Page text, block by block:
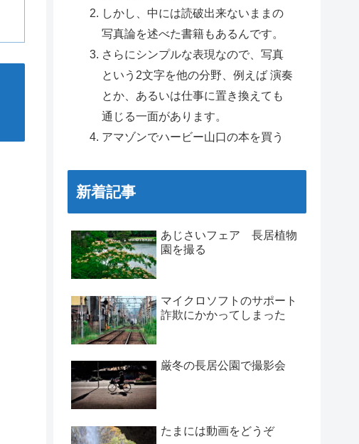
しかし、中には読破出来ないままの
写真論を述べた書籍もあるんです。
さらにシンプルな表現なので、写真
という2文字を他の分野、例えば 演奏
とか、あるいは仕事に置き換えても
通じる一面があります。
アマゾンでハービー山口の本を買う
新着記事
あじさいフェア 長居植物
園を撮る
マイクロソフトのサポート
詐欺にかかってしまった
厳冬の長居公園で撮影会
たまには動画をどうぞ